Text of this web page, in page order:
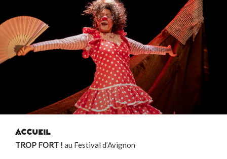
ACCUEIL
TROP FORT ! au Festival d’Avignon